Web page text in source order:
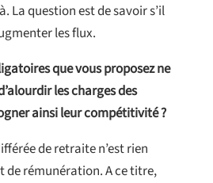
La question est de savoir s’il
les flux.
que vous proposez ne
les charges des
ainsi leur compétitivité ?
de retraite n’est rien
de rémunération. A ce titre,